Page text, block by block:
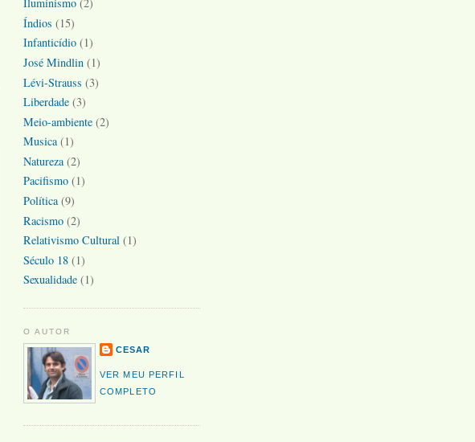
Iluminismo (2)
Índios (15)
Infanticídio (1)
José Mindlin (1)
Lévi-Strauss (3)
Liberdade (3)
Meio-ambiente (2)
Musica (1)
Natureza (2)
Pacifismo (1)
Política (9)
Racismo (2)
Relativismo Cultural (1)
Século 18 (1)
Sexualidade (1)
O AUTOR
CESAR
VER MEU PERFIL
COMPLETO